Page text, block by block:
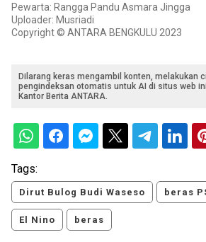
Pewarta: Rangga Pandu Asmara Jingga
Uploader: Musriadi
Copyright © ANTARA BENGKULU 2023
Dilarang keras mengambil konten, melakukan
pengindeksan otomatis untuk AI di situs web
Kantor Berita ANTARA.
Tags:
Dirut Bulog Budi Waseso beras
El Nino beras